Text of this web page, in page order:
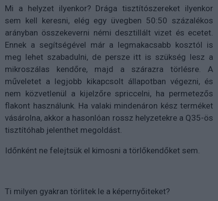
Mi a helyzet ilyenkor? Drága tisztítószereket ilyenkor
sem kell keresni, elég egy üvegben 50:50 százalékos
arányban összekeverni némi desztillált vizet és ecetet.
Ennek a segítségével már a legmakacsabb kosztól is
meg lehet szabadulni, de persze itt is szükség lesz a
mikroszálas kendőre, majd a szárazra törlésre. A
műveletet a legjobb kikapcsolt állapotban végezni, és
nem közvetlenül a kijelzőre spriccelni, ha permetezős
flakont használunk. Ha valaki mindenáron kész terméket
vásárolna, akkor a hasonlóan rossz helyzetekre a Q35-ös
tisztítóhab jelenthet megoldást.
Időnként ne felejtsük el kimosni a törlőkendőket sem.
Ti milyen gyakran törlitek le a képernyőiteket?